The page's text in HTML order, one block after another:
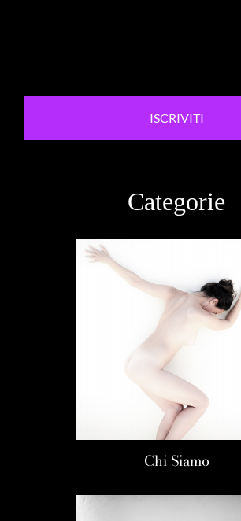
ISCRIVITI
Categorie
Chi Siamo